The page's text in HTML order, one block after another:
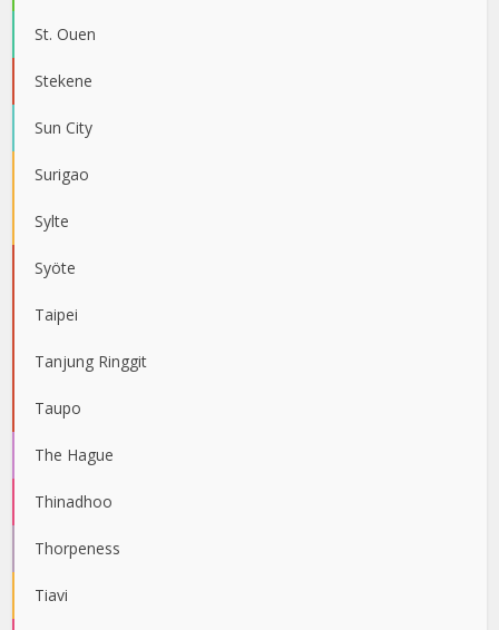
St. Ouen
Stekene
Sun City
Surigao
Sylte
Syöte
Taipei
Tanjung Ringgit
Taupo
The Hague
Thinadhoo
Thorpeness
Tiavi